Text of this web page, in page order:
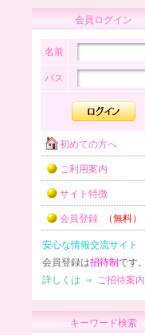
会員ログイン
名前
パス
初めての方へ
ご利用案内
サイト特徴
会員登録 （無料）
安心な情報交流サイト
会員登録は招待制 です。
詳しくは ⇒ ご招待案内
キーワード検索